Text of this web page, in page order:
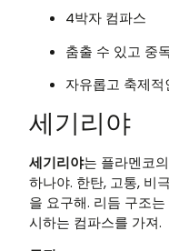
4박자 컴파스
춤출 수 있고 중
자유롭고 축제적
세기리야
세기리야는 플라멘코
하나야. 한탄, 고통, 비
을 요구해. 리듬 구조
시하는 컴파스를 가져.